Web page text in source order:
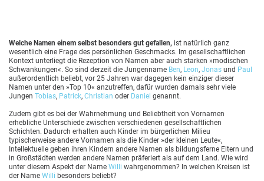
Welche Namen einem selbst besonders gut gefallen, ist natürlich ganz
wesentlich eine Frage des persönlichen Geschmacks. Im gesellschaftlichen
Kontext unterliegt die Rezeption von Namen aber auch starken »modischen
Schwankungen«. So sind derzeit die Jungenname Ben, Leon, Jonas und Paul
außerordentlich beliebt, vor 25 Jahren war dagegen kein einziger dieser
Namen unter den »Top 10« anzutreffen, dafür wurden damals sehr viele
Jungen Tobias, Patrick, Christian oder Daniel genannt.
Zudem gibt es bei der Wahrnehmung und Beliebtheit von Vornamen
erhebliche Unterschiede zwischen verschiedenen gesellschaftlichen
Schichten. Dadurch erhalten auch Kinder im bürgerlichen Milieu
typischerweise andere Vornamen als die Kinder »der kleinen Leute«,
Intellektuelle geben ihren Kindern andere Namen als bildungsferne Eltern und
in Großstädten werden andere Namen präferiert als auf dem Land. Wie wird
unter diesem Aspekt der Name Willi wahrgenommen? In welchen Kreisen ist
der Name Willi besonders beliebt?